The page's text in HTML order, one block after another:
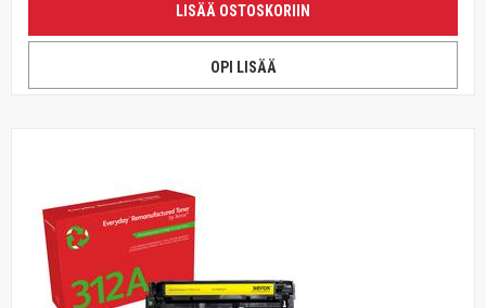
LISÄÄ OSTOSKORIIN
OPI LISÄÄ